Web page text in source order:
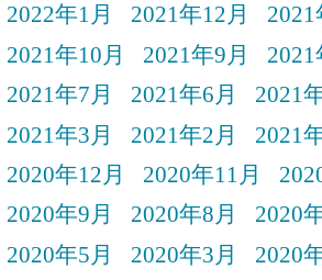
2022年1月
2021年12月
2021
2021年10月
2021年9月
2021
2021年7月
2021年6月 2021
2021年3月
2021年2月
2021
2020年12月
2020年11月
2020年9月
2020年8月 2020
2020年5月
2020年3月 2020